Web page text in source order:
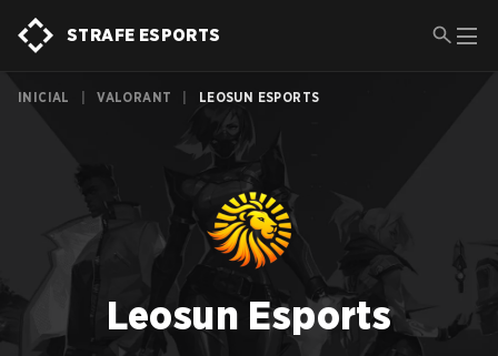
STRAFE ESPORTS
INICIAL VALORANT LEOSUN ESPORTS
Leosun Esports